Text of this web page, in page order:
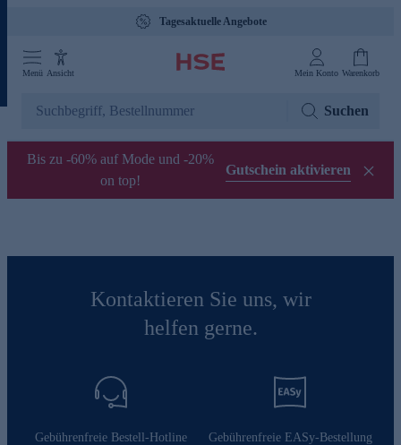
Tagesaktuelle Angebote
Menü Ansicht Mein Konto Warenkorb
Suchen
Bis zu -60% auf Mode und -20%
on top!
Gutschein aktivieren
Kontaktieren Sie uns, wir
helfen gerne.
Gebührenfreie Bestell-Hotline Gebührenfreie EASy-Bestellung